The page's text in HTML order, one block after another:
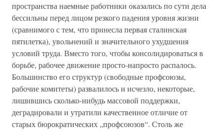
пространства наемные работники оказались по сути дела
бессильны перед лицом резкого падения уровня жизни
(сравнимого с тем, что принесла первая сталинская
пятилетка), увольнений и значительного ухудшения
условий труда. Вместо того, чтобы консолидироваться в
борьбе, рабочее движение просто-напросто распалось.
Большинство его структур (свободные профсоюзы,
рабочие комитеты) развалилось и исчезло, некоторые,
лишившись сколько-нибудь массовой поддержки,
деградировали и утратили качественное отличие от
старых бюрократических „профсоюзов“. Столь же